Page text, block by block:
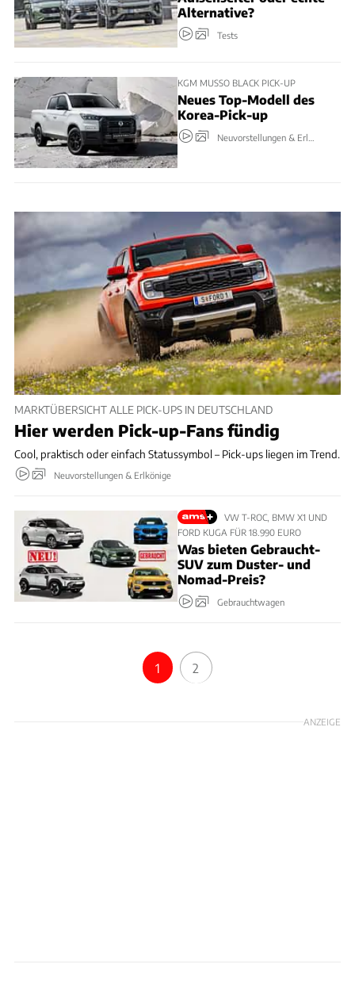
Alternative?
Tests
KGM MUSSO BLACK PICK-UP
Neues Top-Modell des
Korea-Pick-up
Neuvorstellungen & Erlkönige
MARKTÜBERSICHT ALLE PICK-UPS IN DEUTSCHLAND
Hier werden Pick-up-Fans fündig
Cool, praktisch oder einfach Statussymbol – Pick-ups liegen im Trend.
Neuvorstellungen & Erlkönige
VW T-ROC, BMW X1 UND
FORD KUGA FÜR 18.990 EURO
Was bieten Gebraucht-
SUV zum Duster- und
Nomad-Preis?
Gebrauchtwagen
1 2
ANZEIGE